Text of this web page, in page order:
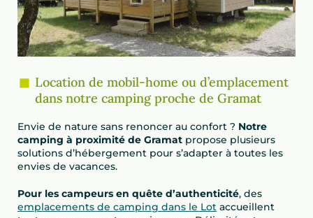
Location de mobil-home ou d’emplacement
dans notre camping proche de Gramat
Envie de nature sans renoncer au confort ? Notre
camping à proximité de Gramat propose plusieurs
solutions d’hébergement pour s’adapter à toutes les
envies de vacances.
Pour les campeurs en quête d’authenticité, des
emplacements de camping dans le Lot accueillent